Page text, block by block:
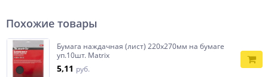
Похожие товары
Бумага наждачная (лист) 220х270мм на бумаге
уп.10шт. Matrix
5,11 руб.